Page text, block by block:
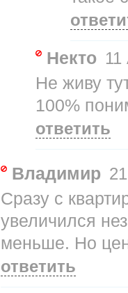
Некто
Не живу
100%
ответить
Владимир
Сразу с
увеличился
меньше. Но
ответить